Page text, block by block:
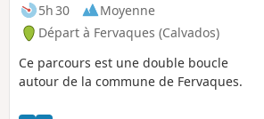
5h 30
Moyenne
Départ à Fervaques (Calvados)
Ce parcours est une double boucle
autour de la commune de Fervaques.